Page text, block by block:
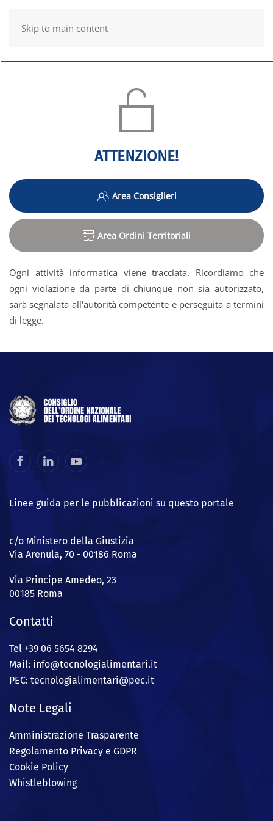
Skip to main content
ATTENZIONE!
Area Consiglieri
Area Ordini Territoriali
Ogni attività informatica viene tracciata. Ricordiamo che
ogni violazione da parte di chiunque non sia autorizzato,
sarà segnalata all'autorità competente e perseguita a termini
di legge.
Linee guida per le pubblicazioni su questo portale
c/o Ministero della Giustizia
Via Arenula, 70 - 00186 Roma
Via Principe Amedeo, 23
00185 Roma
Contatti
Tel +39 06 5654 8294
Mail: info@tecnologialimentari.it
PEC: tecnologialimentari@pec.it
Note Legali
Amministrazione Trasparente
Regolamento Privacy e GDPR
Cookie Policy
Whistleblowing